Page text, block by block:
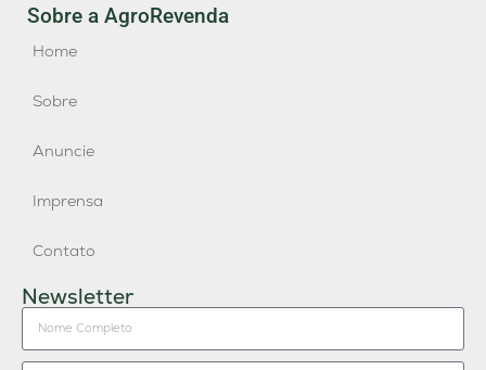
Sobre a AgroRevenda
Home
Sobre
Anuncie
Imprensa
Contato
Newsletter